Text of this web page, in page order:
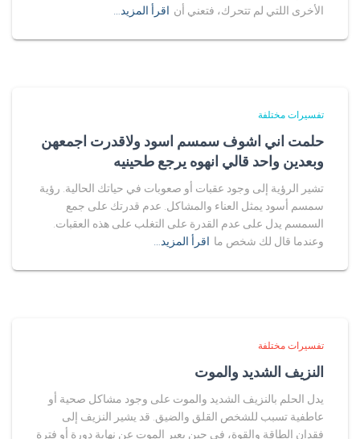
الأخرى اللتي لم تتحرك، فتعني أن اقرأ المزيد…
تفسيرات مختلفة
حلمت اني اشوف سمسم اسود ولاقدرت اجمعهن
وبعدين واحد قالي انهوه يرجع طحينيه
تشير الرؤية إلى وجود عقبات أو صعوبات في حياتك الحالية. رؤية
سمسم أسود يمثل العناء والمشاكل. عدم قدرتك على جمع
السمسم يدل على عدم القدرة على التغلب على هذه العقبات.
وعندما قال لك شخص ما اقرأ المزيد…
تفسيرات مختلفة
النزيف الشديد والموت
يدل الحلم بالنزيف الشديد والموت على وجود مشاكل صحية أو
عاطفية تسبب للشخص القلق والضيق. قد يشير النزيف إلى
فقدان الطاقة والقوة، في حين يعبر الموت عن نهاية دورة أو فترة